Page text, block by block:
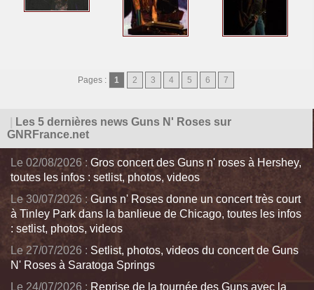
Pages : 1 2 3 4 5 6 7
Les 5 dernières news Guns N' Roses sur
GNRFrance.net
Le 02/08/2026 : Gros concert des Guns n' roses à Hershey,
toutes les infos : setlist, photos, videos
Le 30/07/2026 : Guns n' Roses donne un concert très court
à Tinley Park dans la banlieue de Chicago, toutes les infos
: setlist, photos, videos
Le 27/07/2026 : Setlist, photos, videos du concert de Guns
N' Roses à Saratoga Springs
Le 24/07/2026 : Reprise de la tournée des Guns avec la